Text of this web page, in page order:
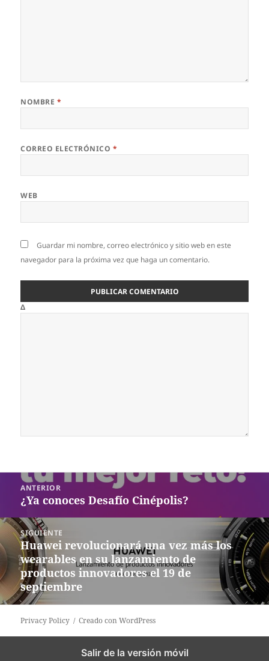
NOMBRE *
CORREO ELECTRÓNICO *
WEB
Guardar mi nombre, correo electrónico y sitio web en este
navegador para la próxima vez que haga un comentario.
Δ
Navegación
entradas
ANTERIOR
Entrada
¿Ya conoces Desafío Cinépolis?
SIGUIENTE
Siguiente
entrada:
Huawei revolucionará una vez más los
wearables en su lanzamiento de
productos innovadores el 19 de
septiembre
Privacy Policy Creado con WordPress
Salir de la versión móvil